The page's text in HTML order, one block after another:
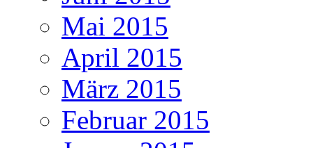
Mai 2015
April 2015
März 2015
Februar 2015